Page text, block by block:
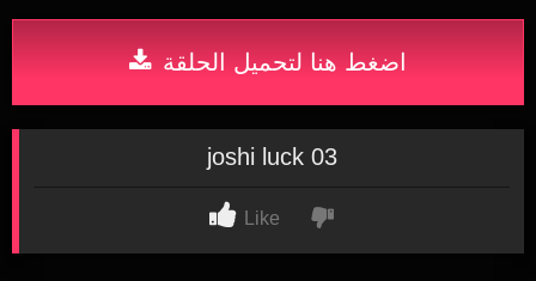
اضغط هنا لتحميل الحلقة
joshi luck 03
Like